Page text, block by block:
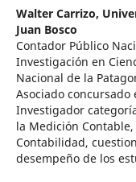
Walter Carrizo,
Juan Bosco
Contador Público
Investigación en
Nacional de la
Asociado
Investigador
la Medición
Contabilidad,
desempeño de los